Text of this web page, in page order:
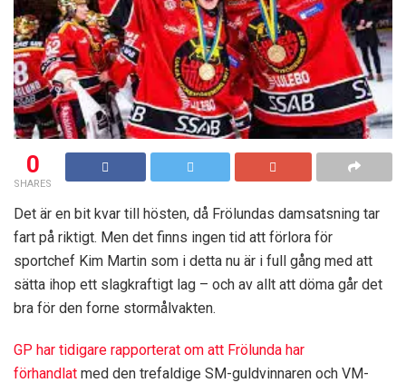
0
SHARES
Det är en bit kvar till hösten, då Frölundas damsatsning tar
fart på riktigt. Men det finns ingen tid att förlora för
sportchef Kim Martin som i detta nu är i full gång med att
sätta ihop ett slagkraftigt lag – och av allt att döma går det
bra för den forne stormålvakten.
GP har tidigare rapporterat om att Frölunda har
förhandlat med den trefaldige SM-guldvinnaren och VM-